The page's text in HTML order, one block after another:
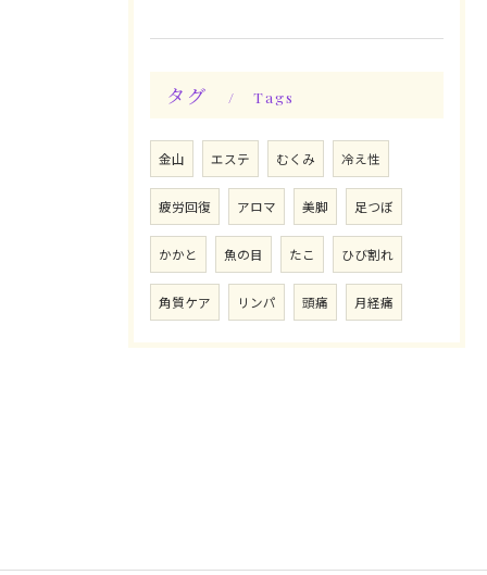
タグ Tags
金山 エステ むくみ 冷え性
疲労回復 アロマ 美脚 足つぼ
かかと 魚の目 たこ ひび割れ
角質ケア リンパ 頭痛 月経痛